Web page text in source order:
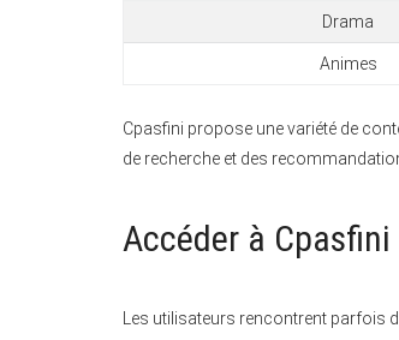
Drama
Animes
Cpasfini propose une variété de
de recherche et des
Accéder à
Les utilisateurs rencontrent parfois